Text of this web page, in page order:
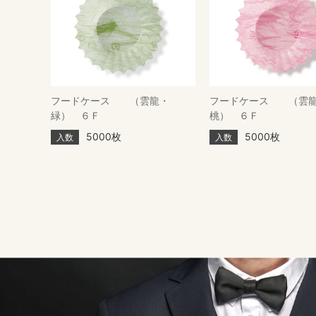
フードケース （雲龍・
緑） ６Ｆ
入数 5000枚
フードケース （雲
桃） ６Ｆ
入数 5000枚